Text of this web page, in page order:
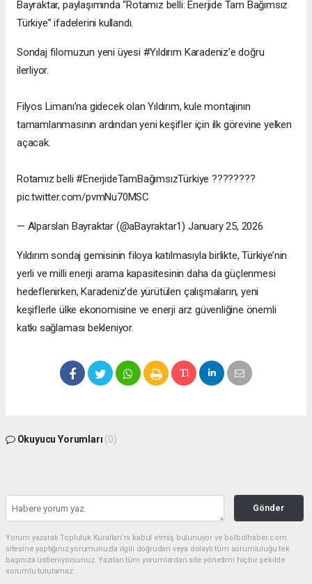
Bayraktar, paylaşımında “Rotamız belli: Enerjide Tam Bağımsız
Türkiye” ifadelerini kullandı.
Sondaj filomuzun yeni üyesi #Yıldırım Karadeniz’e doğru
ilerliyor.
Filyos Limanı’na gidecek olan Yıldırım, kule montajının
tamamlanmasının ardından yeni keşifler için ilk görevine yelken
açacak.
Rotamız belli #EnerjideTamBağımsızTürkiye ????????
pic.twitter.com/pvmNu70MSC
— Alparslan Bayraktar (@aBayraktar1) January 25, 2026
Yıldırım sondaj gemisinin filoya katılmasıyla birlikte, Türkiye’nin
yerli ve milli enerji arama kapasitesinin daha da güçlenmesi
hedeflenirken, Karadeniz’de yürütülen çalışmaların, yeni
keşiflerle ülke ekonomisine ve enerji arz güvenliğine önemli
katkı sağlaması bekleniyor.
Okuyucu Yorumları (0)
Gönder
Yorum yazarak Topluluk Kuralları’nı kabul etmiş bulunuyor ve bolbolhaber.com
sitesine yaptığınız yorumunuzla ilgili doğrudan veya dolaylı tüm sorumluluğu tek
başınıza üstleniyorsunuz. Yazılan tüm yorumlardan site yönetimi hiçbir şekilde
sorumlu tutulamaz.